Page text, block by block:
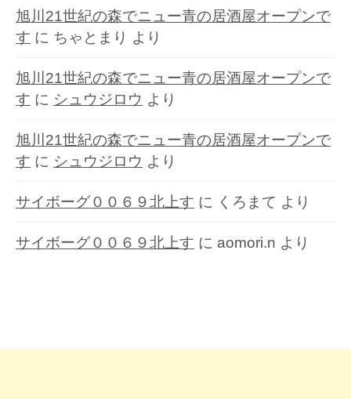
旭川21世紀の森でニュー青の居酒屋オープンで
す に ちゃとまり より
旭川21世紀の森でニュー青の居酒屋オープンで
す に シュウジロウ より
旭川21世紀の森でニュー青の居酒屋オープンで
す に シュウジロウ より
サイボーグ００６９北上す に くろまて より
サイボーグ００６９北上す に aomori.n より